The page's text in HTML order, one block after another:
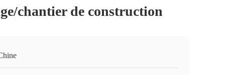
chantier de construction